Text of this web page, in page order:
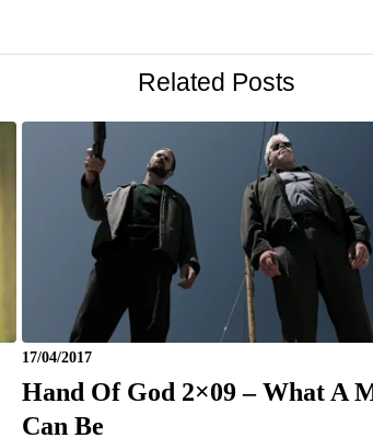
Related Posts
17/04/2017
Hand Of God 2×09 – What A
Can Be